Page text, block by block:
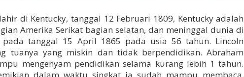
di Kentucky, tanggal 12 Februari 1809, Kentucky adalah
Amerika Serikat bagian selatan, dan meninggal dunia di
pada tanggal 15 April 1865 pada usia 56 tahun. Lincoln
tuanya yang miskin dan tidak berpendidikan. Abraham
mengenyam pendidikan selama kurang lebih 1 tahun.
dalam waktu singkat ia sudah mampu membaca,